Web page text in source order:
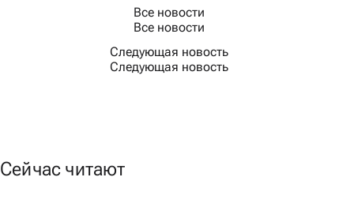
Все новости
Все новости
Следующая новость
Следующая новость
Сейчас читают